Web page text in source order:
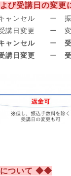
び受講日の変
ャンセル ー 振
受講日変更 ー 変
ャンセル ー
講日変更 ー
ついて ◆◆